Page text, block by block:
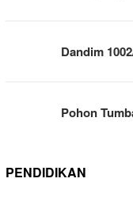
Dandim
Pohon
PENDIDIKAN